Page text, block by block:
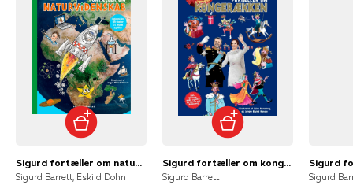
Sigurd fortæller om naturvidenskab
Sigurd Barrett, Eskild Dohn
Sigurd fortæller om kongerækken
Sigurd Barrett Sigurd